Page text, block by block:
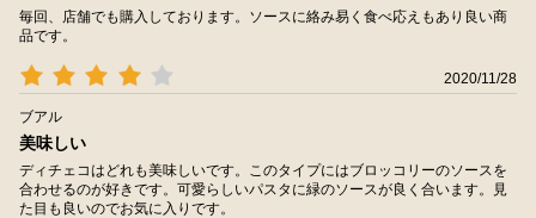
毎回、店舗でも購入しております。ソースに絡み易く食べ応えもあり良い商
品です。
2020/11/28
ブアル
美味しい
ディチェコはどれも美味しいです。このタイプにはブロッコリーのソースを
合わせるのが好きです。可愛らしいパスタに緑のソースが良く合います。見
た目も良いのでお気に入りです。